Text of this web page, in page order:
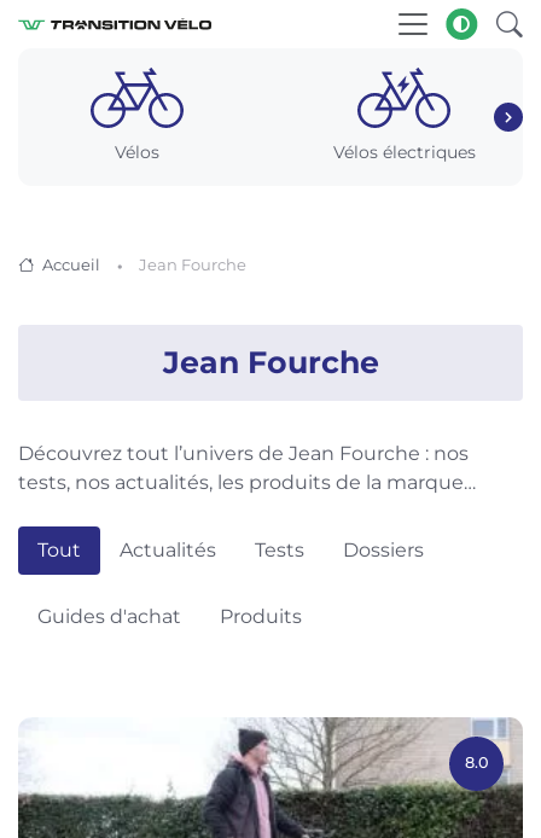
Vélos Vélos électriques
Accueil Jean Fourche
Jean Fourche
Découvrez tout l’univers de Jean Fourche : nos
tests, nos actualités, les produits de la marque…
Tout Actualités Tests Dossiers
Guides d'achat Produits
8.0